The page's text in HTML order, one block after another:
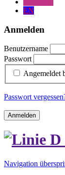
EN
Anmelden
Benutzername
Passwort
Angemeldet
Passwort
Anmelden
Navigation